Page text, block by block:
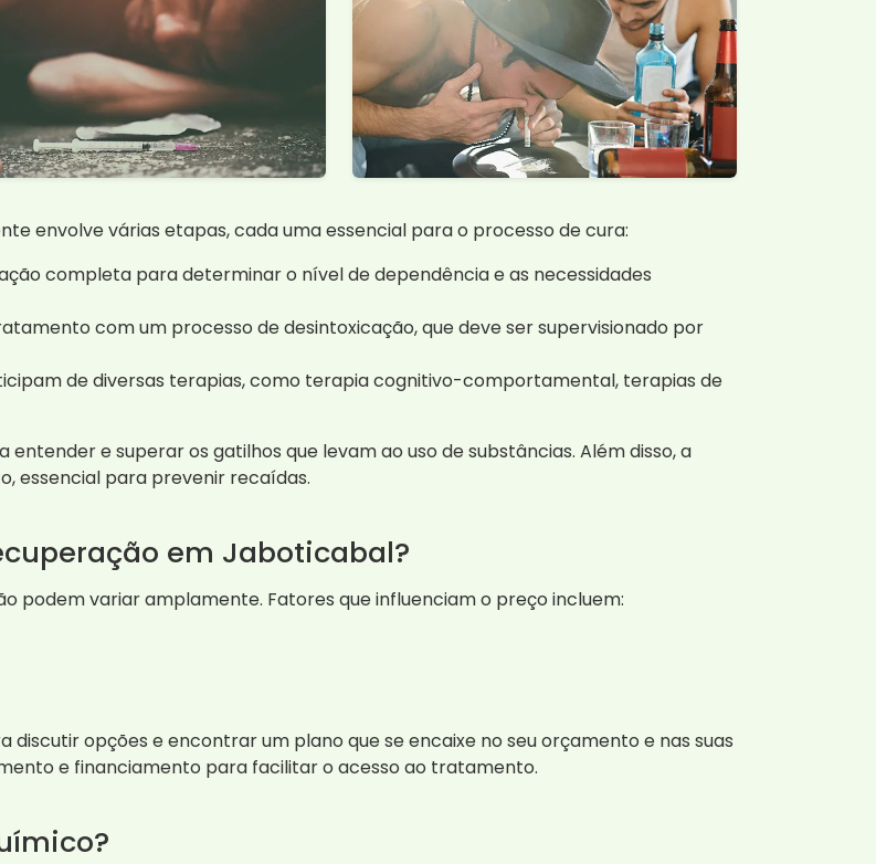
envolve várias etapas, cada uma essencial para o processo de cura:
completa para determinar o nível de dependência e as necessidades
com um processo de desintoxicação, que deve ser supervisionado por
de diversas terapias, como terapia cognitivo-comportamental, terapias de
e superar os gatilhos que levam ao uso de substâncias. Além disso, a
essencial para prevenir recaídas.
em Jaboticabal?
podem variar amplamente. Fatores que influenciam o preço incluem:
opções e encontrar um plano que se encaixe no seu orçamento e nas suas
e financiamento para facilitar o acesso ao tratamento.